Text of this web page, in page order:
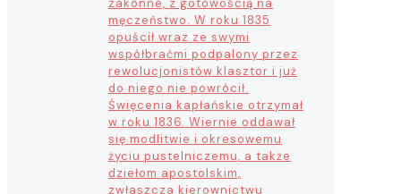
męczeństwo. W roku 1835
opuścił wraz ze swymi
współbraćmi podpalony przez
rewolucjonistów klasztor i już
do niego nie powrócił.
Święcenia kapłańskie otrzymał
w roku 1836. Wiernie oddawał
się modlitwie i okresowemu
życiu pustelniczemu, a także
dziełom apostolskim,
zwłaszcza kierownictwu